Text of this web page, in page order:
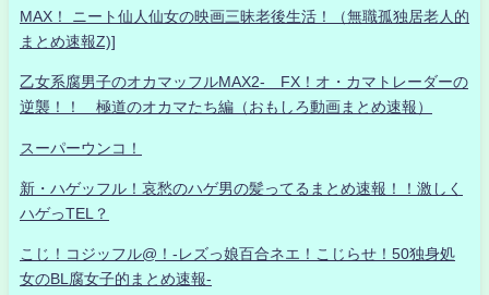
MAX！ ニート仙人仙女の映画三昧老後生活！（無職孤独居老人的
まとめ速報Z)]
乙女系腐男子のオカマッフルMAX2- FX！オ・カマトレーダーの
逆襲！！ 極道のオカマたち編（おもしろ動画まとめ速報）
スーパーウンコ！
新・ハゲッフル！哀愁のハゲ男の髪ってるまとめ速報！！激しく
ハゲっTEL？
こじ！コジッフル@！-レズっ娘百合ネエ！こじらせ！50独身処
女のBL腐女子的まとめ速報-